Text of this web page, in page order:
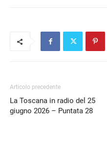
Articolo precedente
La Toscana in radio del 25
giugno 2026 – Puntata 28